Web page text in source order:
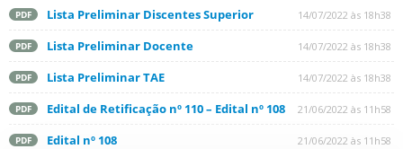
PDF Lista Preliminar Discentes Superior 14/07/2022 às 18h38
PDF Lista Preliminar Docente 14/07/2022 às 18h38
PDF Lista Preliminar TAE 14/07/2022 às 18h38
PDF Edital de Retificação nº 110 – Edital nº 108 21/06/2022 às 11h58
PDF Edital nº 108 21/06/2022 às 11h58